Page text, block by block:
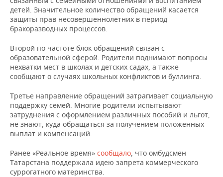
ФИГУРНОЕ КАТАНИЕ
ХОККЕЙ С МЯЧОМ
МЕДИЦИНА
ПРОИСШЕСТВИЯ
детей. Значительное количество обращений касается
защиты прав несовершеннолетних в период
бракоразводных процессов.
Второй по частоте блок обращений связан с
образовательной сферой. Родители поднимают вопросы
нехватки мест в школах и детских садах, а также
сообщают о случаях школьных конфликтов и буллинга.
Третье направление обращений затрагивает социальную
поддержку семей. Многие родители испытывают
затруднения с оформлением различных пособий и льгот,
не знают, куда обращаться за получением положенных
выплат и компенсаций.
Ранее «Реальное время» сообщало, что омбудсмен
Татарстана поддержала идею запрета коммерческого
суррогатного материнства.